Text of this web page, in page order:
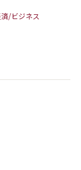
/ビジネス